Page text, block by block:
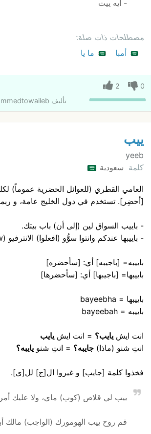
- ايه ييت
مصطلحات ذات صلة:
أمبا
ما يا
0
2
تأليف
ييب
yeeb
كلمة سعودية
العامي القطري (للعوائل الحضرية عموماً)
[أحضِر]. تستخدم في دول الخليج عامة، و
- باييب السواق لين (إلى أن) باب بيتك.
- باييبها عندكم وانتوا سوُّو (افعلوا) الانترفيو (interview).
باييبه= [باجيبه] أي: [سأحضره]
باييبها= [باجيبها] أي: [سأحضرها]
باييبها = bayeebha
باييبه = bayeebah
انت ايش يايب؟ = انت ايش يايب
انتِ شنو (ماذا) جايبه؟ = انتِ شنو يايبه؟
فخذوا كلمة [جايب] و غيروا ال[ج] لل[ي].
ييب لي قلاص (كوب) ماي، ولا عليك
قم روح ييب الهومورك (الواجب)